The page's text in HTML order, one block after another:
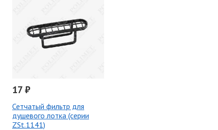
17 ₽
Сетчатый фильтр для
душевого лотка (серии
ZSt.1141)